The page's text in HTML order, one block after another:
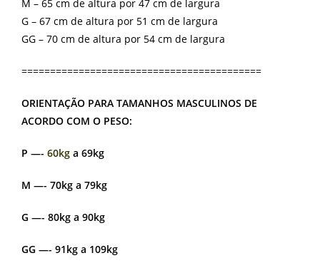
M – 65 cm de altura por 47 cm de largura
G – 67 cm de altura por 51 cm de largura
GG – 70 cm de altura por 54 cm de largura
==========================================
ORIENTAÇÃO PARA TAMANHOS MASCULINOS DE
ACORDO COM O PESO:
P —- 60kg a 69kg
M —- 70kg a 79kg
G —- 80kg a 90kg
GG —- 91kg a 109kg